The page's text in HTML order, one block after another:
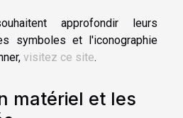
approfondir leurs
symboles et l'iconographie
visitez ce site.
matériel et les